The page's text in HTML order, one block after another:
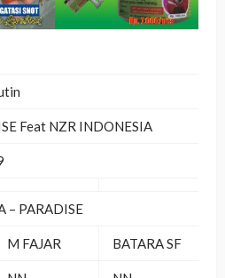
Feat NZR INDONESIA
– PARADISE
M FAJAR BATARA SF